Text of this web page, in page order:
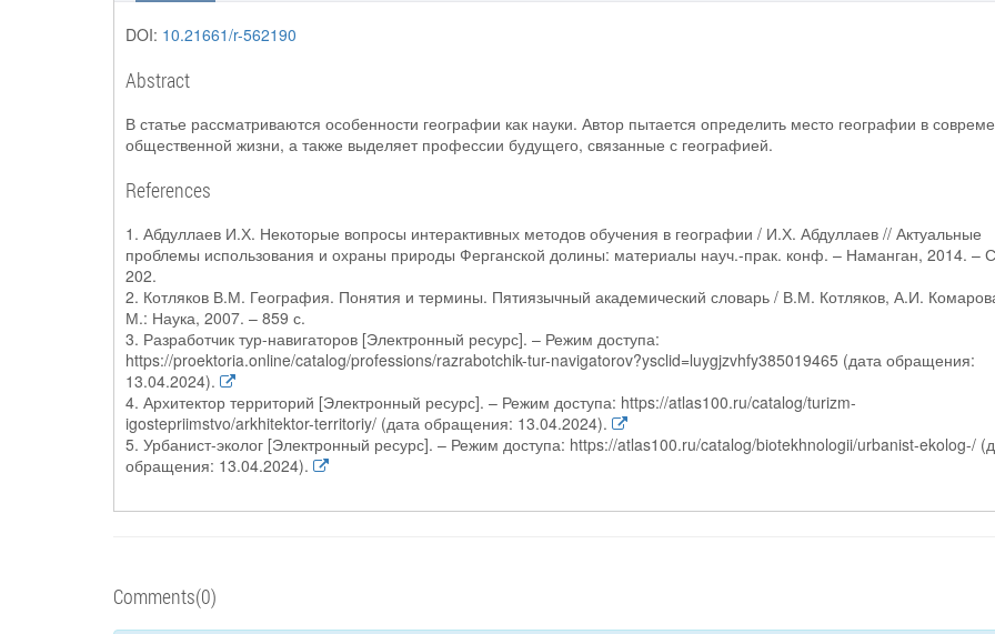
DOI: 10.21661/r-562190
Abstract
В статье рассматриваются особенности географии как науки. Автор пытается определить место географии в
общественной жизни, а также выделяет профессии будущего, связанные с географией.
References
1. Абдуллаев И.Х. Некоторые вопросы интерактивных методов обучения в географии / И.Х. Абдуллаев // Актуальные
проблемы использования и охраны природы Ферганской долины: материалы науч.-прак. конф. – Наманган, 2014. –
202.
2. Котляков В.М. География. Понятия и термины. Пятиязычный академический словарь / В.М. Котляков, А.И.
М.: Наука, 2007. – 859 с.
3. Разработчик тур-навигаторов [Электронный ресурс]. – Режим доступа:
https://proektoria.online/catalog/professions/razrabotchik-tur-navigatorov?ysclid=luygjzvhfy385019465 (дата обращения:
13.04.2024).
4. Архитектор территорий [Электронный ресурс]. – Режим доступа: https://atlas100.ru/catalog/turizm-
igostepriimstvo/arkhitektor-territoriy/ (дата обращения: 13.04.2024).
5. Урбанист-эколог [Электронный ресурс]. – Режим доступа: https://atlas100.ru/catalog/biotekhnologii/urbanist-ekolog-/
обращения: 13.04.2024).
Comments(0)